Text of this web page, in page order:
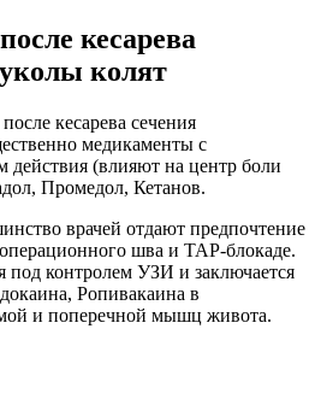
кесарева
колят
кесарева сечения
медикаменты с
действия (влияют на центр боли
Промедол, Кетанов.
врачей отдают предпочтение
шва и ТАР-блокаде.
под контролем УЗИ и заключается
Ропивакаина в
и поперечной мышц живота.